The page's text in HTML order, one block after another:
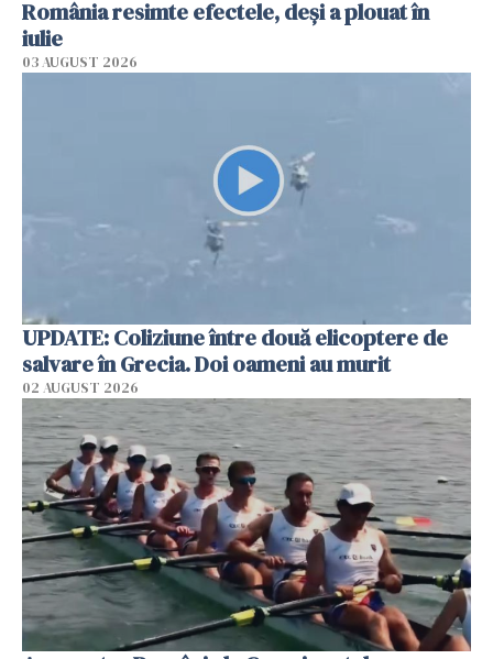
România resimte efectele, deși a plouat în
iulie
03 AUGUST 2026
UPDATE: Coliziune între două elicoptere de
salvare în Grecia. Doi oameni au murit
02 AUGUST 2026